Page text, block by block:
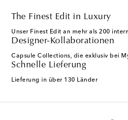
The Finest Edit in Luxury
Unser Finest Edit an mehr als 200
Designer-Kollaborationen
Capsule Collections, die exklusiv bei
Schnelle Lieferung
Lieferung in über 130 Länder